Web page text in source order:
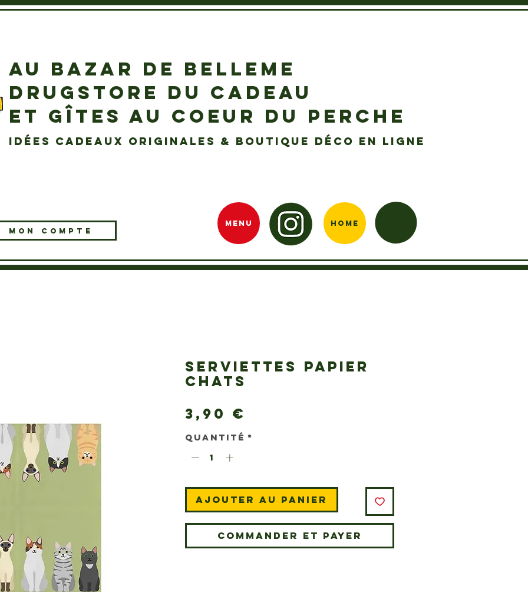
AU BAZAR DE BELLEME
DRUGSTORE DU CADEAU
ET GÎTES AU COEUR DU PERCHE
idées cadeaux originales & boutique déco en ligne
MON COMPTE
MENU Home
SERVIETTES PAPIER
CHATS
3,90 €
Quantité *
Ajouter au panier
Commander et payer